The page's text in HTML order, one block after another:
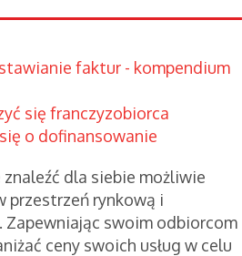
faktur - kompendium
się franczyzobiorca
o dofinansowanie
dla siebie możliwie
przestrzeń rynkową i
swoim odbiorcom
ceny swoich usług w celu